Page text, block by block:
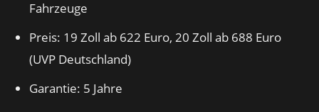
Fahrzeuge
Preis: 19 Zoll ab 622 Euro, 20 Zoll ab 688 Euro
(UVP Deutschland)
Garantie: 5 Jahre